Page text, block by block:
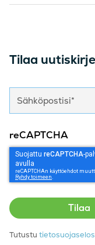
Tilaa
reCAPTCHA
Tutustu